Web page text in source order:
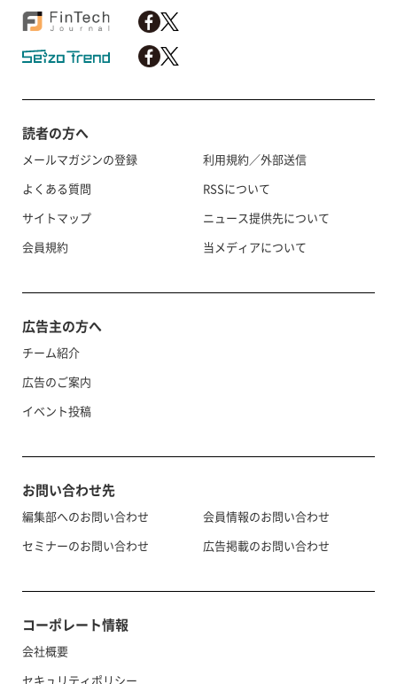
読者の方へ
メールマガジンの登録
よくある質問
サイトマップ
会員規約
利用規約／外部送信
RSSについて
ニュース提供先について
当メディアについて
広告主の方へ
チーム紹介
広告のご案内
イベント投稿
お問い合わせ先
編集部へのお問い合わせ
セミナーのお問い合わせ
会員情報のお問い合わせ
広告掲載のお問い合わせ
コーポレート情報
会社概要
セキュリティポリシー